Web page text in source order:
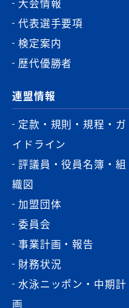
大会情報
代表選手要項
検定案内
歴代優勝者
連盟情報
定款・規則・規程・ガ
イドライン
評議員・役員名簿・組
織図
加盟団体
委員会
事業計画・報告
財務状況
水泳ニッポン・中期計
画